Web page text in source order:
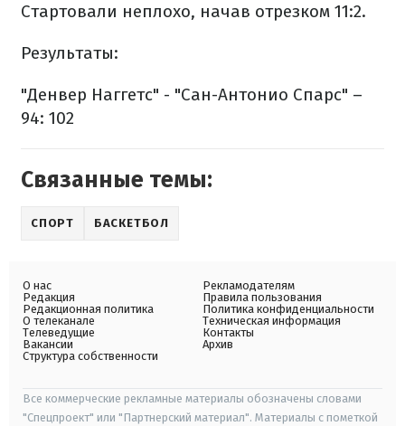
Стартовали неплохо, начав отрезком 11:2.
Результаты:
"Денвер Наггетс" - "Сан-Антонио Спарс" –
94: 102
Связанные темы:
СПОРТ БАСКЕТБОЛ
О нас
Редакция
Редакционная политика
О телеканале
Телеведущие
Вакансии
Структура собственности
Рекламодателям
Правила пользования
Политика конфиденциальности
Техническая информация
Контакты
Архив
Все коммерческие рекламные материалы обозначены словами
"Спецпроект" или "Партнерский материал". Материалы с пометкой